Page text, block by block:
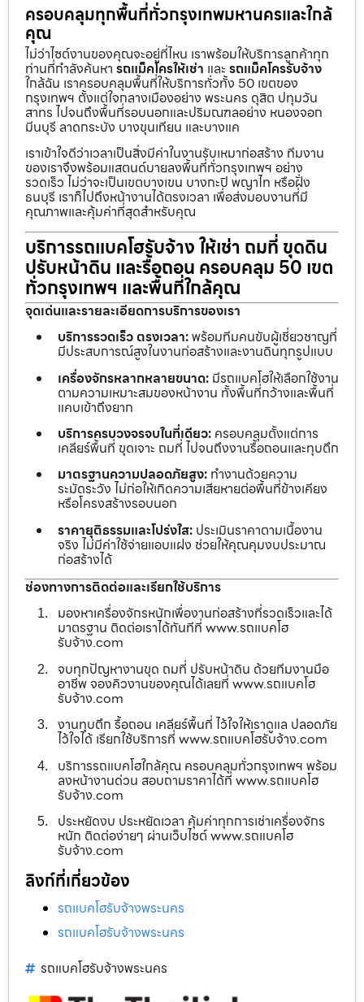
ครอบคลุมทุกพื้นที่ทั่วกรุงเทพมหานครและใกล้
คุณ
ไม่ว่าไซต์งานของคุณจะอยู่ที่ไหน เราพร้อมให้บริการลูกค้าทุก
ท่านที่กำลังค้นหา รถแม็คโครให้เช่า และ รถแม็คโครรับจ้าง
ใกล้ฉัน เราครอบคลุมพื้นที่ให้บริการทั่วทั้ง 50 เขตของ
กรุงเทพฯ ตั้งแต่ใจกลางเมืองอย่าง พระนคร ดุสิต ปทุมวัน
สาทร ไปจนถึงพื้นที่รอบนอกและปริมณฑลอย่าง หนองจอก
มีนบุรี ลาดกระบัง บางขุนเทียน และบางแค
เราเข้าใจดีว่าเวลาเป็นสิ่งมีค่าในงานรับเหมาก่อสร้าง ทีมงาน
ของเราจึงพร้อมแสตนด์บายลงพื้นที่ทั่วกรุงเทพฯ อย่าง
รวดเร็ว ไม่ว่าจะเป็นเขตบางเขน บางกะปิ พญาไท หรือฝั่ง
ธนบุรี เราก็ไปถึงหน้างานได้ตรงเวลา เพื่อส่งมอบงานที่มี
คุณภาพและคุ้มค่าที่สุดสำหรับคุณ
บริการรถแบคโฮรับจ้าง ให้เช่า ถมที่ ขุดดิน
ปรับหน้าดิน และรื้อถอน ครอบคลุม 50 เขต
ทั่วกรุงเทพฯ และพื้นที่ใกล้คุณ
จุดเด่นและรายละเอียดการบริการของเรา
บริการรวดเร็ว ตรงเวลา:พร้อมทีมคนขับผู้เชี่ยวชาญที่
มีประสบการณ์สูงในงานก่อสร้างและงานดินทุกรูปแบบ
เครื่องจักรหลากหลายขนาด: มีรถแบคโฮให้เลือกใช้งาน
ตามความเหมาะสมของหน้างาน ทั้งพื้นที่กว้างและพื้นที่
แคบเข้าถึงยาก
บริการครบวงจรจบในที่เดียว: ครอบคลุมตั้งแต่การ
เคลียร์พื้นที่ ขุดเจาะ ถมที่ ไปจนถึงงานรื้อถอนและทุบตึก
มาตรฐานความปลอดภัยสูง: ทำงานด้วยความ
ระมัดระวัง ไม่ก่อให้เกิดความเสียหายต่อพื้นที่ข้างเคียง
หรือโครงสร้างรอบนอก
ราคายุติธรรมและโปร่งใส: ประเมินราคาตามเนื้องาน
จริง ไม่มีค่าใช้จ่ายแอบแฝง ช่วยให้คุณคุมงบประมาณ
ก่อสร้างได้
ช่องทางการติดต่อและเรียกใช้บริการ
มองหาเครื่องจักรหนักเพื่องานก่อสร้างที่รวดเร็วและได้
มาตรฐาน ติดต่อเราได้ทันทีที่ www.รถแบคโฮ
รับจ้าง.com
จบทุกปัญหางานขุด ถมที่ ปรับหน้าดิน ด้วยทีมงานมือ
อาชีพ จองคิวงานของคุณได้เลยที่ www.รถแบคโฮ
รับจ้าง.com
งานทุบตึก รื้อถอน เคลียร์พื้นที่ ไว้ใจให้เราดูแล ปลอดภัย
ไว้ใจได้ เรียกใช้บริการที่ www.รถแบคโฮรับจ้าง.com
บริการรถแบคโฮใกล้คุณ ครอบคลุมทั่วกรุงเทพฯ พร้อม
ลงหน้างานด่วน สอบถามราคาได้ที่ www.รถแบคโฮ
รับจ้าง.com
ประหยัดงบ ประหยัดเวลา คุ้มค่าทุกการเช่าเครื่องจักร
หนัก ติดต่อง่ายๆ ผ่านเว็บไซต์ www.รถแบคโฮ
รับจ้าง.com
ลิงก์ที่เกี่ยวข้อง
รถแบคโฮรับจ้างพระนคร
รถแบคโฮรับจ้างพระนคร
รถแบคโฮรับจ้างพระนคร